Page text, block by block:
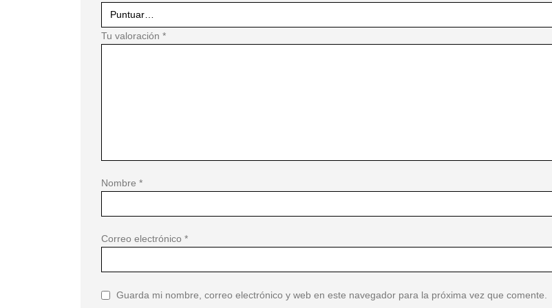
Tu valoración *
Nombre *
Correo electrónico *
Guarda mi nombre, correo electrónico y web en este navegador para la próxima vez que comente.